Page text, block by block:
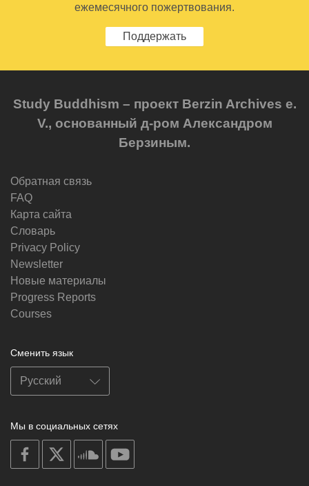
ежемесячного пожертвования.
Поддержать
Study Buddhism – проект Berzin Archives e.
V., основанный д-ром Александром
Берзиным.
Обратная связь
FAQ
Карта сайта
Словарь
Privacy Policy
Newsletter
Новые материалы
Progress Reports
Courses
Сменить язык
Мы в социальных сетях
on
facebook
soundcloud